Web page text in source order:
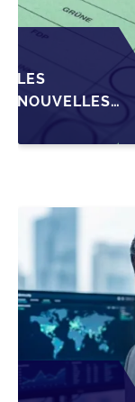
LES
NOUVELLES
REPRENEURS
DES PME